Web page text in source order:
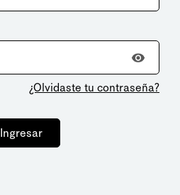
¿Olvidaste tu contraseña?
Ingresar